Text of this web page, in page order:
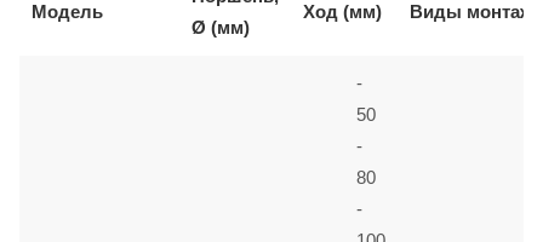
Модель
Ø (мм)
Ход (мм) Виды монтажа
-
50
-
80
-